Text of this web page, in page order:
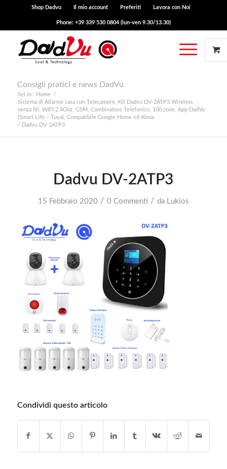
Shop Dadvu Il mio account Preferiti Lavora con Noi
Phone: +39 339 530 0804 (lun-ven 9.30/13.30)
Consigli pratici e news DadVu
Sei in: Home
/
Sistema di Allarme casa con Telecamere, Kit Dadvu DV-2ATP3 Wireless
senza fili, WIFI 2.4Ghz, GSM, Combinatore Telefonico, 100 zone, App DadVu
(Smart Life – Tuya), Compatibile Google Home ed Alexa
/ Dadvu DV-2ATP3
Dadvu DV-2ATP3
15 Febbraio 2020 / 0 Commenti / da Lukios
Condividi questo articolo